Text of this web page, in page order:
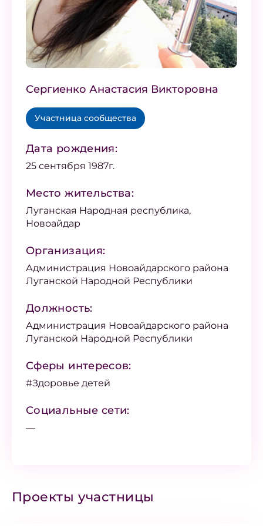
Сергиенко Анастасия Викторовна
Участница сообщества
Дата рождения:
25 сентября 1987г.
Место жительства:
Луганская Народная республика,
Новоайдар
Организация:
Администрация Новоайдарского района
Луганской Народной Республики
Должность:
Администрация Новоайдарского района
Луганской Народной Республики
Сферы интересов:
#Здоровье детей
Социальные сети:
—
Проекты участницы